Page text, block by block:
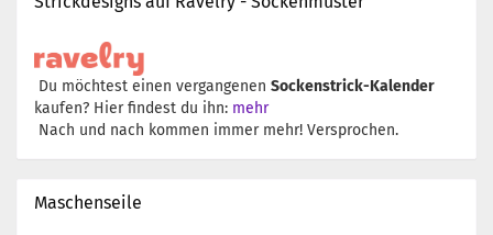
Du möchtest einen vergangenen Sockenstrick-Kalender
kaufen? Hier findest du ihn: mehr
Nach und nach kommen immer mehr! Versprochen.
Maschenseile